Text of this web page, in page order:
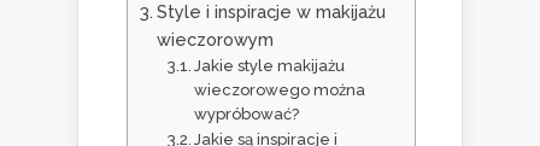
Style i inspiracje w makijażu
wieczorowym
Jakie style makijażu
wieczorowego można
wypróbować?
Jakie są inspiracje i